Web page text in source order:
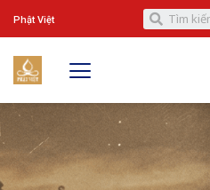
Phật Việt